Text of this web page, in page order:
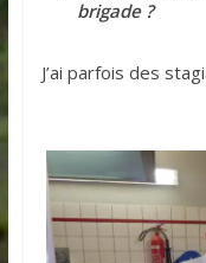
brigade ?
J’ai parfois des